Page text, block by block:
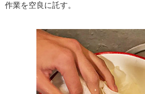
作業を空良に託す。